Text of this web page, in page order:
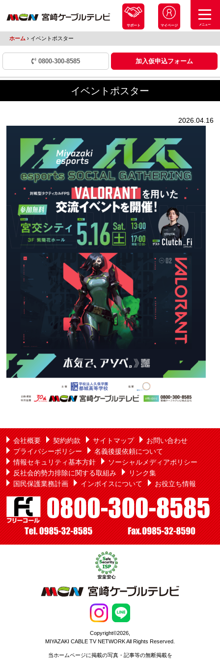
サポート マイページ メニュー
ホーム ›イベントポスター
0800-300-8585 加入仮申込フォーム
イベントポスター
2026.04.16
会社概要 契約約款 サイトマップ
お問い合わせ
プライバシーポリシー
名義後援依頼について
情報セキュリティ基本方針
ソーシャルメディアポリシー
反社会的勢力排除に関する取組み
リンク集
国民保護業務計画
インボイスについて お役立ち情報
Copyright©2026,
MIYAZAKI CABLE TV NETWORK All Rights Reserved.
当ホームページに掲載の写真・記事等の無断掲載を